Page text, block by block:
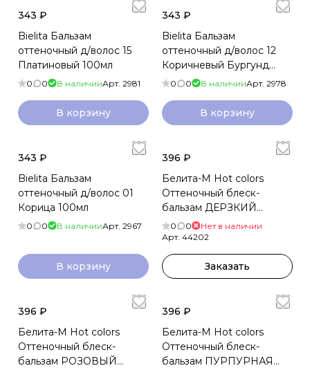
343 ₽
Bielita Бальзам
оттеночный д/волос 15
Платиновый 100мл
0 0 В наличииАрт. 2981
В корзину
343 ₽
Bielita Бальзам
оттеночный д/волос 12
Коричневый Бургунд
100мл
0 0 В наличииАрт. 2978
В корзину
343 ₽
Bielita Бальзам
оттеночный д/волос 01
Корица 100мл
0 0 В наличииАрт. 2967
В корзину
396 ₽
Белита-М Hot colors
Оттеночный блеск-
бальзам ДЕРЗКИЙ
ИЗУМРУД 90г
0 0
Нет в наличии
Арт. 44202
Заказать
396 ₽
Белита-М Hot colors
Оттеночный блеск-
бальзам РОЗОВЫЙ
396 ₽
Белита-М Hot colors
Оттеночный блеск-
бальзам ПУРПУРНАЯ